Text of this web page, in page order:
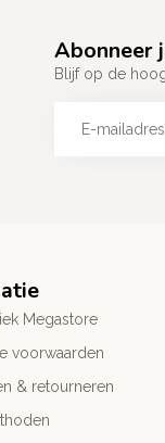
Abonneer
Blijf op de
Megastore
voorwaarden
& retourneren